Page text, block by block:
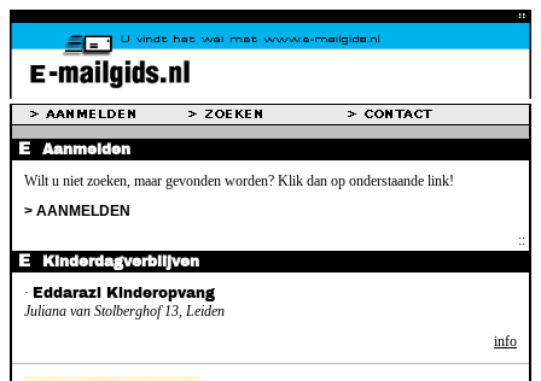
Aanmelden
Wilt u niet zoeken, maar gevonden worden? Klik dan op onderstaande link!
> AANMELDEN
Kinderdagverblijven
· Eddarazi Kinderopvang
Juliana van Stolberghof 13, Leiden
info